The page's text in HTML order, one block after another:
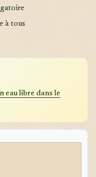
à tous
eau libre dans le